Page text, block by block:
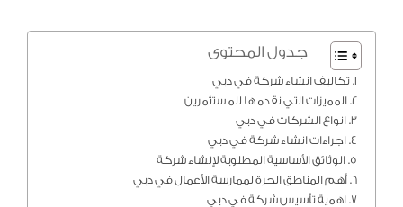
جدول المحتوى
تكاليف انشاء شركة في دبي
المميزات التي نقدمها للمستثمرين
انواع الشركات في دبي
اجراءات انشاء شركة في دبي
الوثائق الأساسية المطلوبة لإنشاء شركة
أهم المناطق الحرة لممارسة الأعمال في دبي
اهمية تأسيس شركة في دبي